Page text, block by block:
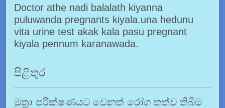
Doctor athe nadi balalath kiyanna
puluwanda pregnants kiyala.una hedunu
vita urine test akak kala pasu pregnant
kiyala pennum karanawada.
පිළිතුර
මුත්‍රා පරීක්ෂණයට වෙනත් රෝග තත්ව තිබීම